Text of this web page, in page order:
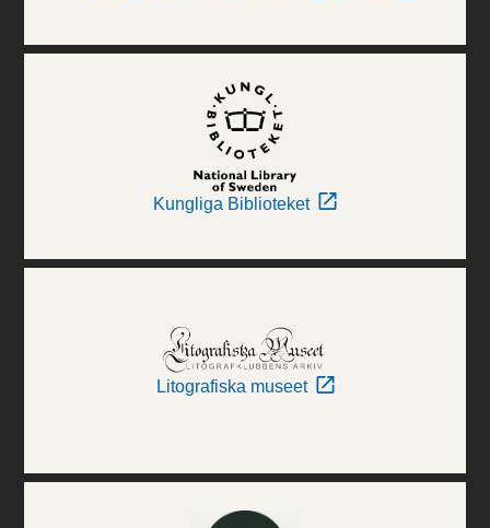
Kungliga Biblioteket
Litografiska museet